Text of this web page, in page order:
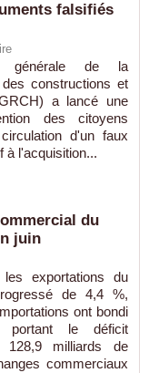
falsifiés
générale de la
des constructions et
a lancé une
des citoyens
d'un faux
à l'acquisition...
du
juin
exportations du
de 4,4 %,
ont bondi
le déficit
128,9 milliards de
commerciaux